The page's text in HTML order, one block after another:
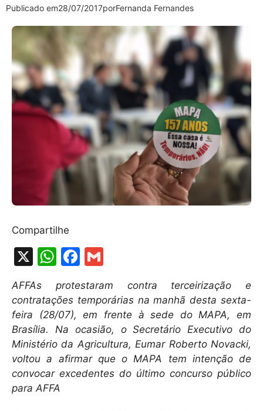
Publicado em28/07/2017porFernanda Fernandes
Compartilhe
X
W
at
s
A
p
p
F
c
e
b
o
o
ai
l
AFFAs protestaram contra terceirização e
contratações temporárias na manhã desta sexta-
feira (28/07), em frente à sede do MAPA, em
Brasília. Na ocasião, o Secretário Executivo do
Ministério da Agricultura, Eumar Roberto Novacki,
voltou a afirmar que o MAPA tem intenção de
convocar excedentes do último concurso público
para AFFA